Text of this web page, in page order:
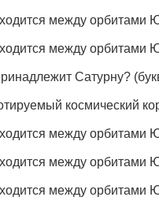
между орбитами
между орбитами
Сатурну?
космический
между орбитами
между орбитами
между орбитами